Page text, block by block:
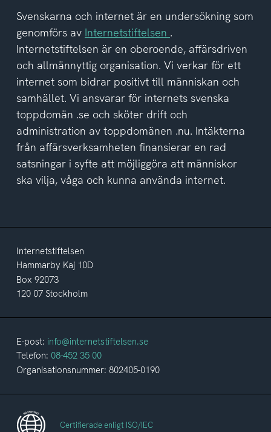
del
av
integritetspolicyn
Svenskarna och internet är en undersökning som
genomförs av Internetstiftelsen .
Internetstiftelsen är en oberoende, affärsdriven
och allmännyttig organisation. Vi verkar för ett
internet som bidrar positivt till människan och
samhället. Vi ansvarar för internets svenska
toppdomän .se och sköter drift och
administration av toppdomänen .nu. Intäkterna
från affärsverksamheten finansierar en rad
satsningar i syfte att möjliggöra att människor
ska vilja, våga och kunna använda internet.
Internetstiftelsen
Hammarby Kaj 10D
Box 92073
120 07 Stockholm
E-post: info@internetstiftelsen.se
Telefon: 08-452 35 00
Organisationsnummer: 802405-0190
Certifierade enligt ISO/IEC